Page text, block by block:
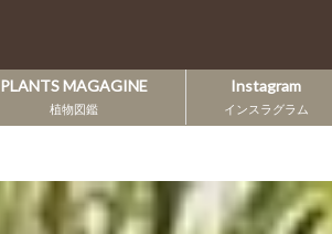
PLANTS MAGAGINE
植物図鑑
Instagram
インスラグラム